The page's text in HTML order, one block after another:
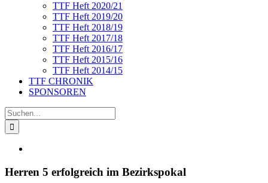
TTF Heft 2020/21
TTF Heft 2019/20
TTF Heft 2018/19
TTF Heft 2017/18
TTF Heft 2016/17
TTF Heft 2015/16
TTF Heft 2014/15
TTF CHRONIK
SPONSOREN
Suche
nach:
Herren 5 erfolgreich im Bezirkspokal